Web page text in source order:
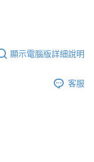
顯示電腦版詳細說明
客服